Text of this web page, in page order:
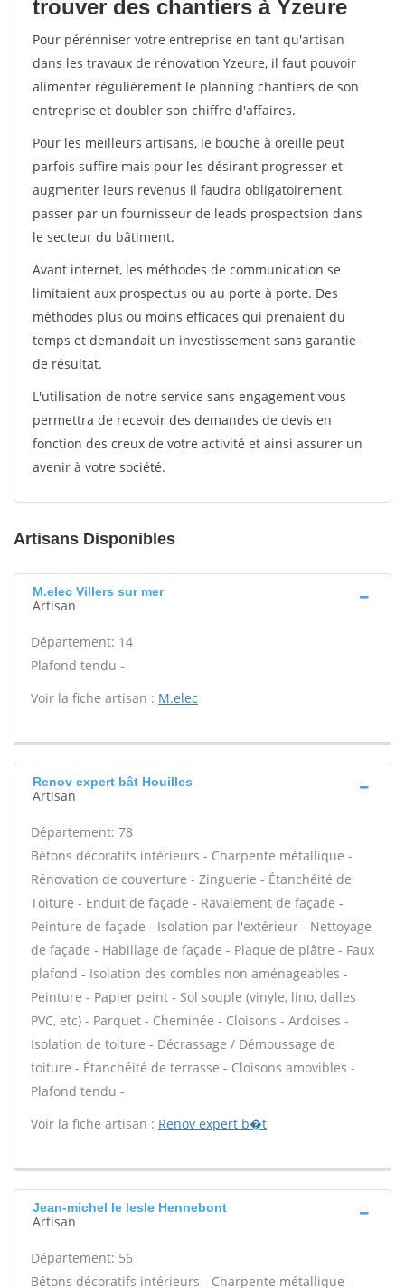
trouver des chantiers à Yzeure
Pour pérénniser votre entreprise en tant qu'artisan
dans les travaux de rénovation Yzeure, il faut pouvoir
alimenter régulièrement le planning chantiers de son
entreprise et doubler son chiffre d'affaires.
Pour les meilleurs artisans, le bouche à oreille peut
parfois suffire mais pour les désirant progresser et
augmenter leurs revenus il faudra obligatoirement
passer par un fournisseur de leads prospectsion dans
le secteur du bâtiment.
Avant internet, les méthodes de communication se
limitaient aux prospectus ou au porte à porte. Des
méthodes plus ou moins efficaces qui prenaient du
temps et demandait un investissement sans garantie
de résultat.
L'utilisation de notre service sans engagement vous
permettra de recevoir des demandes de devis en
fonction des creux de votre activité et ainsi assurer un
avenir à votre société.
Artisans Disponibles
M.elec Villers sur mer
Artisan
Département: 14
Plafond tendu -
Voir la fiche artisan : M.elec
Renov expert bât Houilles
Artisan
Département: 78
Bétons décoratifs intérieurs - Charpente métallique -
Rénovation de couverture - Zinguerie - Étanchéité de
Toiture - Enduit de façade - Ravalement de façade -
Peinture de façade - Isolation par l'extérieur - Nettoyage
de façade - Habillage de façade - Plaque de plâtre - Faux
plafond - Isolation des combles non aménageables -
Peinture - Papier peint - Sol souple (vinyle, lino, dalles
PVC, etc) - Parquet - Cheminée - Cloisons - Ardoises -
Isolation de toiture - Décrassage / Démoussage de
toiture - Étanchéité de terrasse - Cloisons amovibles -
Plafond tendu -
Voir la fiche artisan : Renov expert b�t
Jean-michel le lesle Hennebont
Artisan
Département: 56
Bétons décoratifs intérieurs - Charpente métallique -